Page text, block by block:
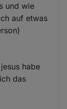
und wie
auf etwas
habe
das